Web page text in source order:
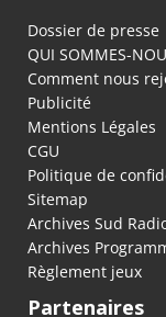
Dossier de presse
QUI SOMMES-
Comment nous
Publicité
Mentions Légales
CGU
Politique de
Sitemap
Archives Sud
Archives
Règlement jeux
Partenaires